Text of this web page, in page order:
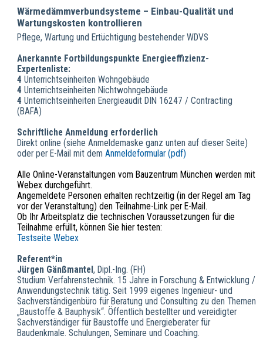
Wärmedämmverbundsysteme – Einbau-Qualität und
Wartungskosten kontrollieren
Pflege, Wartung und Ertüchtigung bestehender WDVS
Anerkannte Fortbildungspunkte Energieeffizienz-
Expertenliste:
4 Unterrichtseinheiten Wohngebäude
4 Unterrichtseinheiten Nichtwohngebäude
4 Unterrichtseinheiten Energieaudit DIN 16247 / Contracting
(BAFA)
Schriftliche Anmeldung erforderlich
Direkt online (siehe Anmeldemaske ganz unten auf dieser Seite)
oder per E-Mail mit dem Anmeldeformular (pdf)
Alle Online-Veranstaltungen vom Bauzentrum München werden mit
Webex durchgeführt.
Angemeldete Personen erhalten rechtzeitig (in der Regel am Tag
vor der Veranstaltung) den Teilnahme-Link per E-Mail.
Ob Ihr Arbeitsplatz die technischen Voraussetzungen für die
Teilnahme erfüllt, können Sie hier testen:
Testseite Webex
Referent*in
Jürgen Gänßmantel , Dipl.-Ing. (FH)
Studium Verfahrenstechnik. 15 Jahre in Forschung & Entwicklung /
Anwendungstechnik tätig. Seit 1999 eigenes Ingenieur- und
Sachverständigenbüro für Beratung und Consulting zu den Themen
„Baustoffe & Bauphysik“. Öffentlich bestellter und vereidigter
Sachverständiger für Baustoffe und Energieberater für
Baudenkmale. Schulungen, Seminare und Coaching.